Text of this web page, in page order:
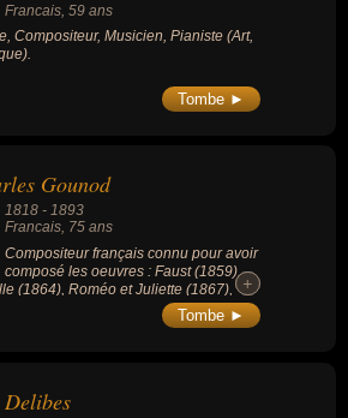
Francais, 59 ans
Compositeur, Musicien, Pianiste (Art,
Tombe ►
Gounod
1818 - 1893
Francais, 75 ans
Compositeur français connu pour avoir
composé les oeuvres : Faust (1859),
(1864), Roméo et Juliette (1867),
funèbre d'une marionnette (1872) ou
+
+
Tombe ►